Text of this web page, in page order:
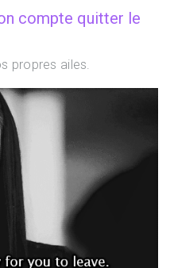
compte quitter le
propres ailes.